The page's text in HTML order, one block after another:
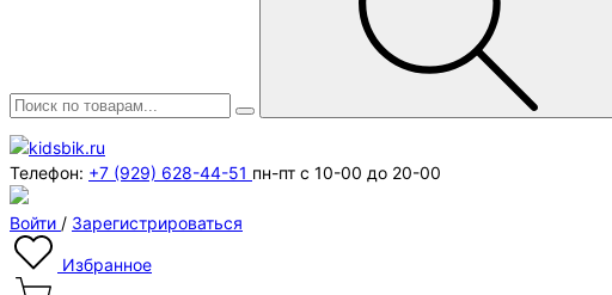
Телефон: +7 (929) 628-44-51 пн-пт с 10-00 до 20-00
Войти / Зарегистрироваться
Избранное